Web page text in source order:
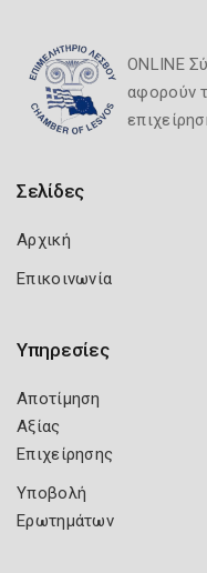
ONLINE
αφορούν
Σελίδες
Αρχική
Επικοινωνία
Υπηρεσίες
Αποτίμηση
Αξίας
Επιχείρησης
Υποβολή
Ερωτημάτων